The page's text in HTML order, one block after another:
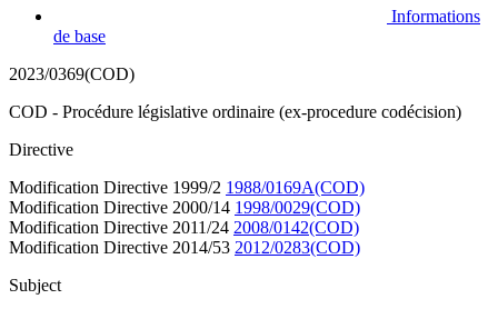
Informations
de base
2023/0369(COD)
COD - Procédure législative ordinaire (ex-procedure codécision)
Directive
Modification Directive 1999/2 1988/0169A(COD)
Modification Directive 2000/14 1998/0029(COD)
Modification Directive 2011/24 2008/0142(COD)
Modification Directive 2014/53 2012/0283(COD)
Subject